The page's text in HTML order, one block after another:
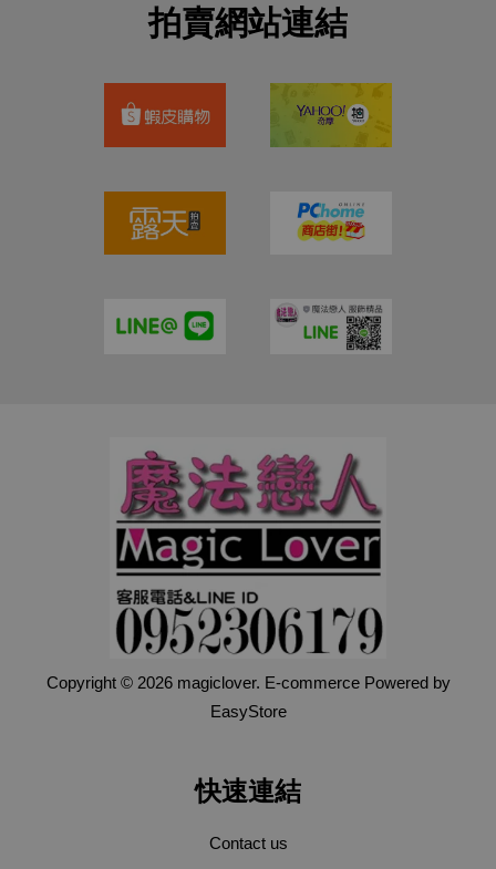
拍賣網站連結
Copyright © 2026 magiclover. E-commerce Powered by
EasyStore
快速連結
Contact us